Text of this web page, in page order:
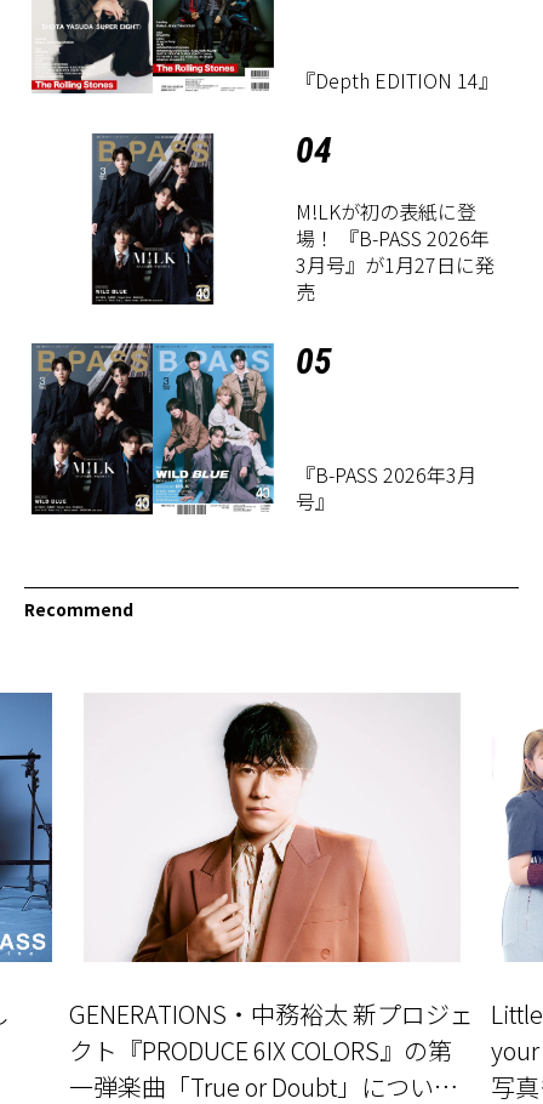
『Depth EDITION 14』
04
M!LKが初の表紙に登
場！ 『B-PASS 2026年
3月号』が1月27日に発
売
05
『B-PASS 2026年3月
号』
Recommend
GENERATIONS・中務裕太 新プロジェ
クト『PRODUCE 6IX COLORS』の第
一弾楽曲「True or Doubt」について
写